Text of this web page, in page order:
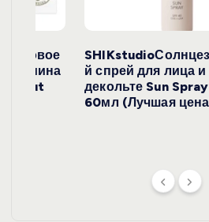
с
е
й
жасмина
й спрей для лица
декольте Sun
60мл (Лучшая